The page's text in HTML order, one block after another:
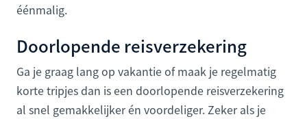
éénmalig.
Doorlopende reisverzekering
Ga je graag lang op vakantie of maak je regelmatig
korte tripjes dan is een doorlopende reisverzekering
al snel gemakkelijker én voordeliger. Zeker als je